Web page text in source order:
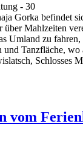
- 30
Gorka befindet
über Mahlzeiten
Umland zu
Tanzfläche,
vom